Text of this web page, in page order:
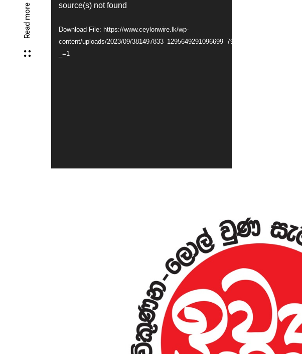
Read more
source(s) not found
Download File: https://www.ceylonwire.lk/wp-
content/uploads/2023/09/
_=1